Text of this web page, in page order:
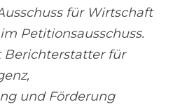
für Wirtschaft
Petitionsausschuss.
Berichterstatter für
und Förderung